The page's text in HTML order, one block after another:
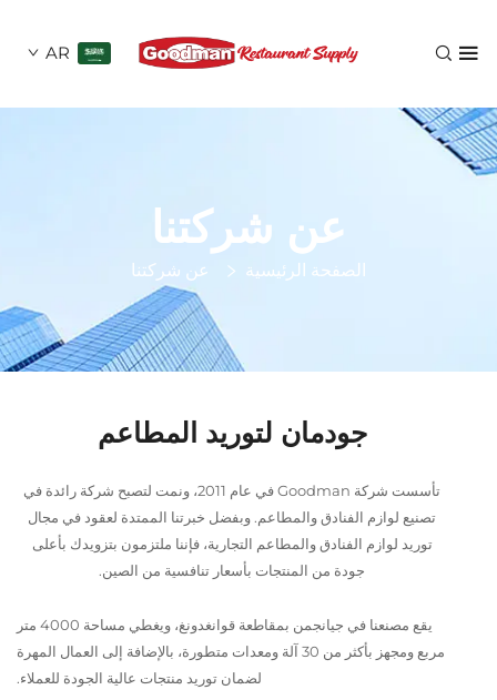
AR
عن شركتنا
الصفحة الرئيسية عن شركتنا
جودمان لتوريد المطاعم
تأسست شركة Goodman في عام 2011، ونمت لتصبح شركة رائدة في
لوازم الفنادق والمطاعم. وبفضل خبرتنا الممتدة لعقود في مجال
لوازم الفنادق والمطاعم التجارية، فإننا ملتزمون بتزويدك بأعلى
جودة من المنتجات بأسعار تنافسية من الصين.
يقع مصنعنا في جيانجمن بمقاطعة قوانغدونغ، ويغطي مساحة 4000 متر
مربع ومجهز بأكثر من 30 آلة ومعدات متطورة، بالإضافة إلى العمال المهرة
لضمان توريد منتجات عالية الجودة للعملاء.